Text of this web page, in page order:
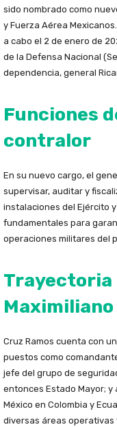
sido nombrado como
y Fuerza Aérea
a cabo el 2 de enero de
de la Defensa Nacional
dependencia, general
Funciones
contralor
En su nuevo cargo, el
supervisar, auditar y
instalaciones del Ejército
fundamentales para
operaciones militares del
Trayectoria
Maximiliano
Cruz Ramos cuenta con
puestos como
jefe del grupo de
entonces Estado Mayor;
México en Colombia y
diversas áreas operativas